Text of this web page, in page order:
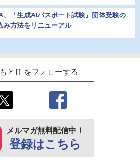
、「生成AIパスポート試験」団体受験の
み方法をリニューアル
とIT をフォローする
メルマガ無料配信中！
登録はこちら